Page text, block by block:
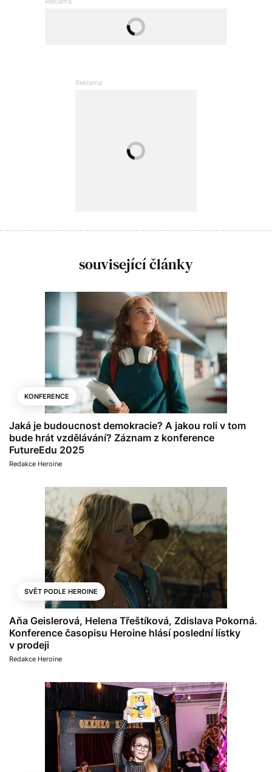
související články
KONFERENCE
Jaká je budoucnost demokracie? A jakou roli v tom
bude hrát vzdělávání? Záznam z konference
FutureEdu 2025
Redakce Heroine
SVĚT PODLE HEROINE
Aňa Geislerová, Helena Třeštíková, Zdislava Pokorná.
Konference časopisu Heroine hlásí poslední lístky
v prodeji
Redakce Heroine